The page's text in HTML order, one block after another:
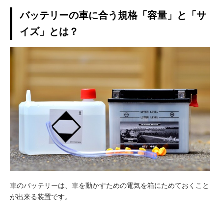
バッテリーの車に合う規格「容量」と「サ
イズ」とは？
車のバッテリーは、車を動かすための電気を箱にためておくこと
が出来る装置です。